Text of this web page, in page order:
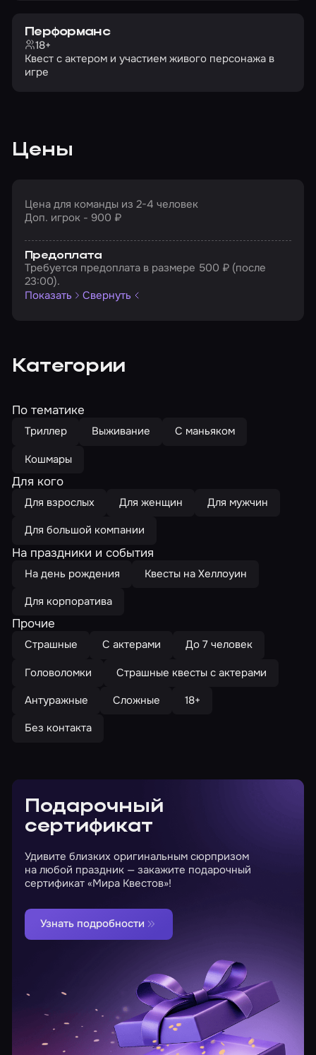
Перформанс
18+
Квест с актером и участием живого персонажа в
игре
Цены
Цена для команды из 2-4 человек
Доп. игрок - 900 ₽
Предоплата
Требуется предоплата в размере 500 ₽ (после
23:00).
Показать
Свернуть
Категории
По тематике
Триллер Выживание
С маньяком
Кошмары
Для кого
Для взрослых Для женщин
Для мужчин
Для большой компании
На праздники и события
На день рождения
Квесты на Хеллоуин
Для корпоратива
Прочие
Страшные С актерами
До 7 человек
Головоломки
Страшные квесты с актерами
Антуражные
Сложные
18+
Без контакта
Подарочный
сертификат
Удивите близких оригинальным сюрпризом
на любой праздник — закажите подарочный
сертификат «Мира Квестов»!
Узнать подробности